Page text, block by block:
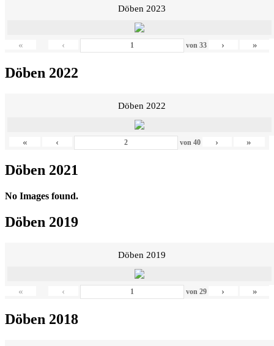
Döben 2023
« ‹ von 33 › »
Döben 2022
Döben 2022
« ‹ von 40 › »
Döben 2021
No Images found.
Döben 2019
Döben 2019
« ‹ von 29 › »
Döben 2018